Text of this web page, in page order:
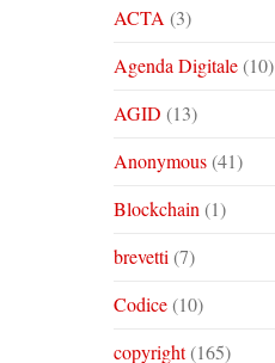
ACTA (3)
Agenda Digitale(10)
AGID (13)
Anonymous(41)
Blockchain (1)
brevetti (7)
Codice(10)
copyright(165)